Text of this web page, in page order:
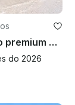
Pontão de festa de edição premium com escorregador para até 13 pessoas
do 2026